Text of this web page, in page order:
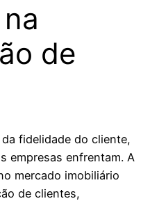
de
fidelidade do cliente,
empresas enfrentam. A
mercado imobiliário
de clientes,